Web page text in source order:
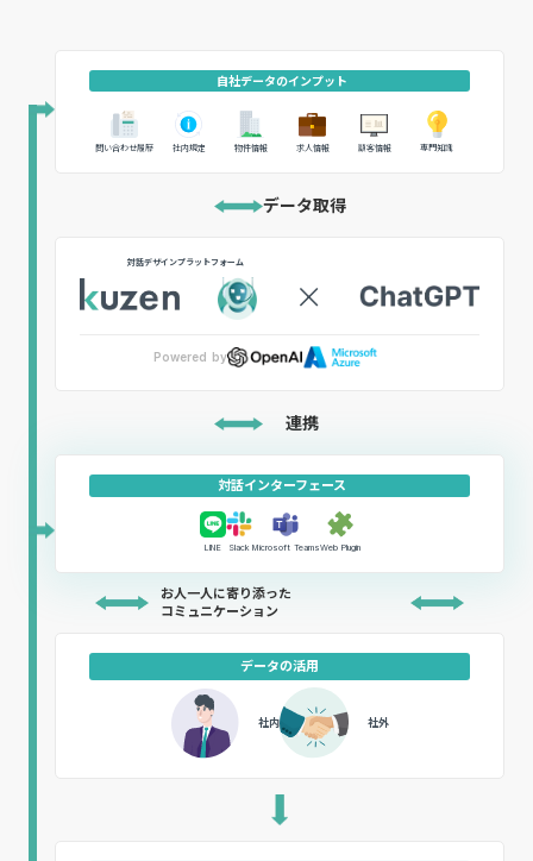
自社データのインプット
問い合わせ履歴 社内規定 物件情報 求人情報 顧客情報 専門知識
データ取得
対話デザインプラットフォーム
×
Powered by
連携
対話インターフェース
LINE Slack Microsoft TeamsWeb Plugin
お人一人に寄り添った
コミュニケーション
データの活用
社内 社外